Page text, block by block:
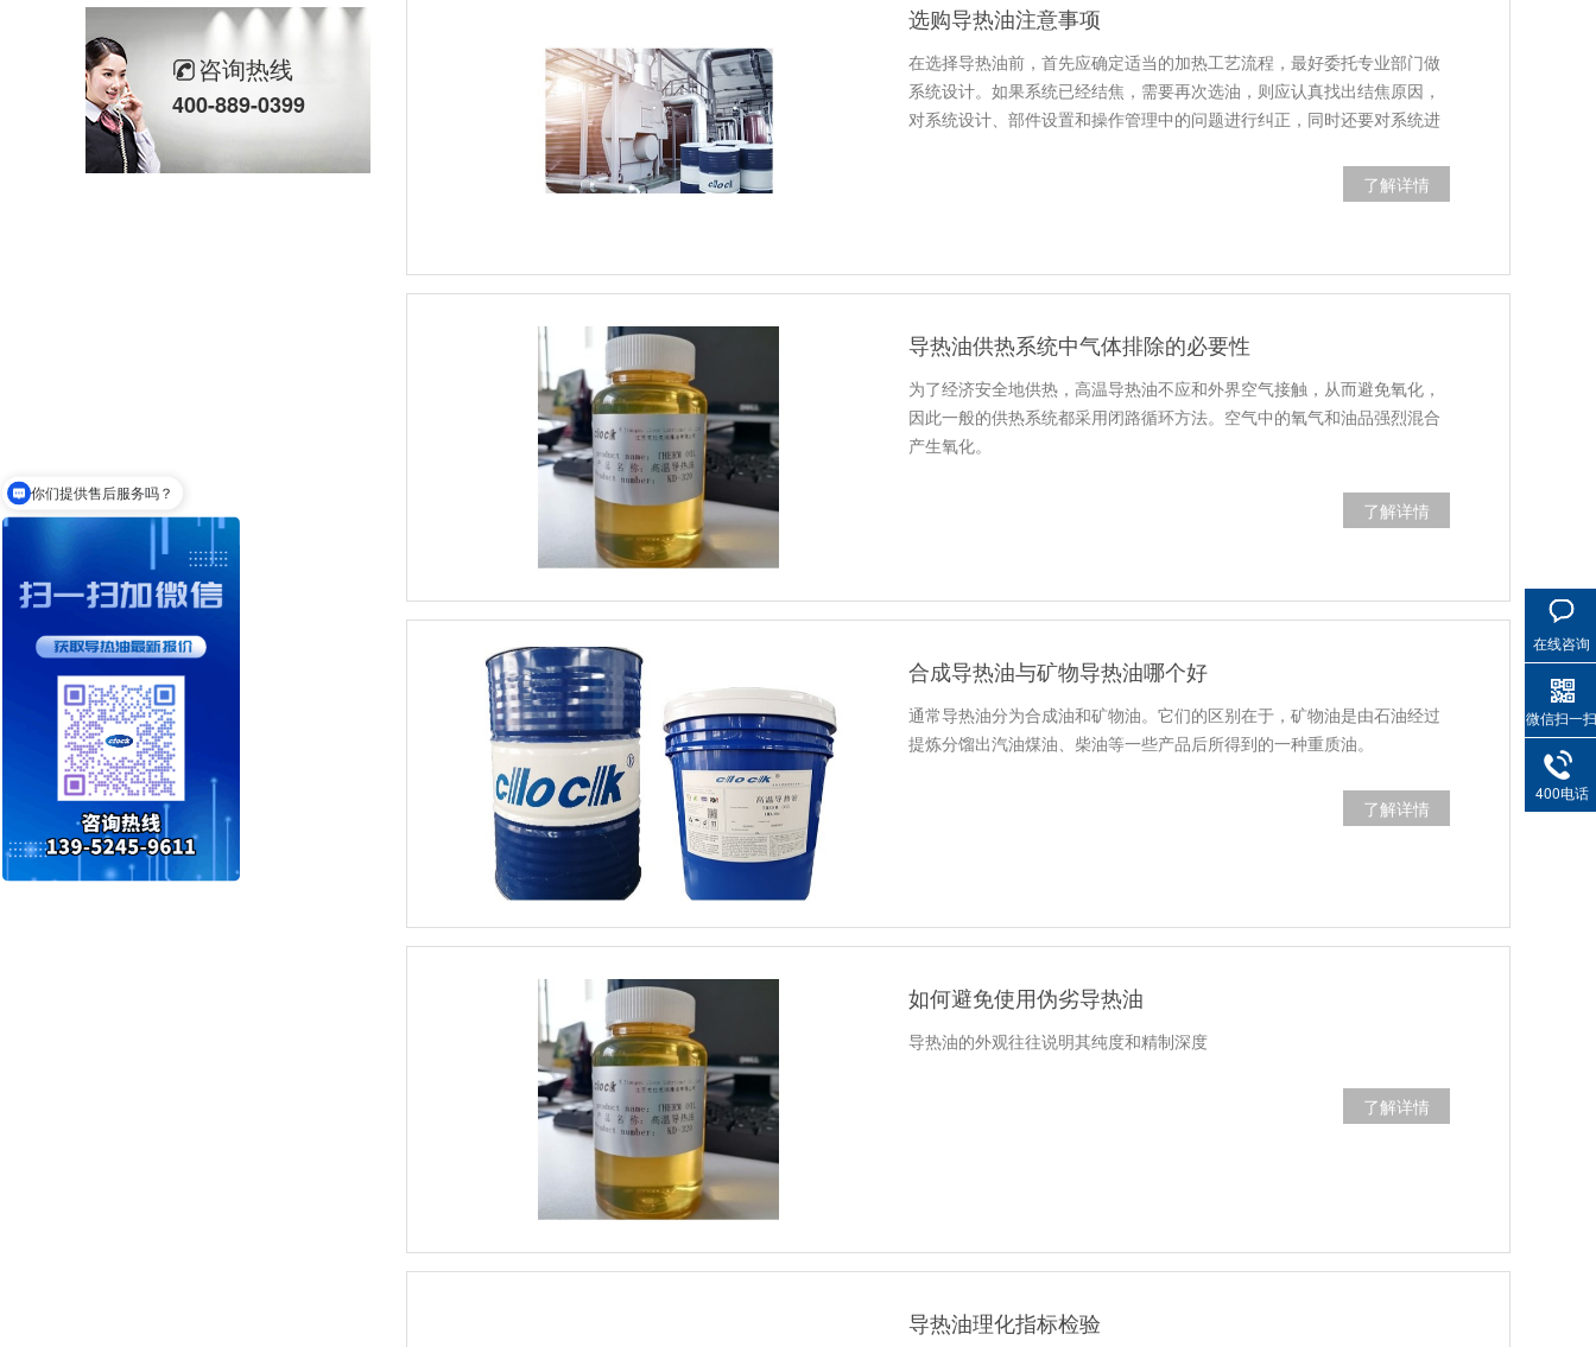
选购导热油注意事项
在选择导热油前，首先应确定适当的加热工艺流程，最好委托专业部门做
系统设计。如果系统已经结焦，需要再次选油，则应认真找出结焦原因，
对系统设计、部件设置和操作管理中的问题进行纠正，同时还要对系统进
了解详情
导热油供热系统中气体排除的必要性
为了经济安全地供热，高温导热油不应和外界空气接触，从而避免氧化，
因此一般的供热系统都采用闭路循环方法。空气中的氧气和油品强烈混合
产生氧化。
了解详情
合成导热油与矿物导热油哪个好
通常导热油分为合成油和矿物油。它们的区别在于，矿物油是由石油经过
提炼分馏出汽油煤油、柴油等一些产品后所得到的一种重质油。
了解详情
如何避免使用伪劣导热油
导热油的外观往往说明其纯度和精制深度
了解详情
导热油理化指标检验
高温导热油RD-400
变压器油ISO-25#
咨询热线
400-889-0399
在线咨询
微信扫一扫
400电话